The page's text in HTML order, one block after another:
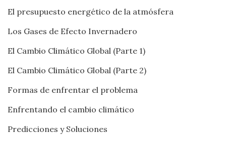
El presupuesto energético de la atmósfera
Los Gases de Efecto Invernadero
El Cambio Climático Global (Parte 1)
El Cambio Climático Global (Parte 2)
Formas de enfrentar el problema
Enfrentando el cambio climático
Predicciones y Soluciones